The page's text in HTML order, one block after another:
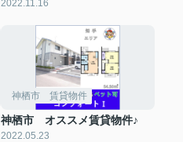
2022.11.16
神栖市 賃貸物件
神栖市 オススメ賃貸物件♪
2022.05.23